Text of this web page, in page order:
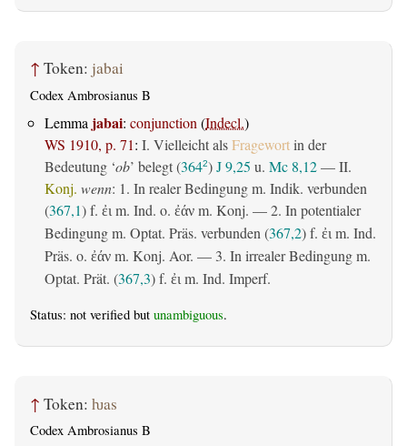
↑ Token: jabai
Codex Ambrosianus B
Lemma jabai: conjunction (Indecl.)
WS 1910, p. 71: I. Vielleicht alsFragewortin der
Bedeutung ‘ob’ belegt (3642)J 9,25 u. Mc 8,12— II.
Konj. wenn: 1. In realer Bedingung m. Indik. verbunden
(367,1) f. ἐι m. Ind. o. ἐάν m. Konj. — 2. In potentialer
Bedingung m. Optat. Präs. verbunden (367,2) f. ἐι m. Ind.
Präs. o. ἐάν m. Konj. Aor. — 3. In irrealer Bedingung m.
Optat. Prät. (367,3) f. ἐι m. Ind. Imperf.
Status: not verified but unambiguous.
↑ Token: ƕas
Codex Ambrosianus B